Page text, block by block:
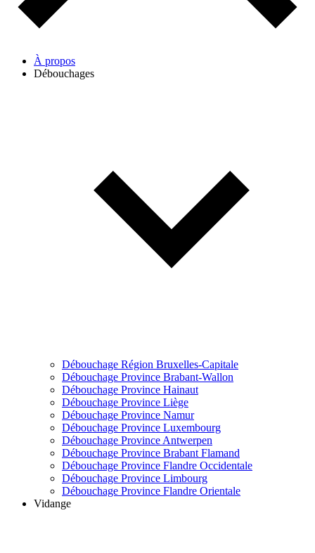
À propos
Débouchages
Débouchage Région Bruxelles-Capitale
Débouchage Province Brabant-Wallon
Débouchage Province Hainaut
Débouchage Province Liège
Débouchage Province Namur
Débouchage Province Luxembourg
Débouchage Province Antwerpen
Débouchage Province Brabant Flamand
Débouchage Province Flandre Occidentale
Débouchage Province Limbourg
Débouchage Province Flandre Orientale
Vidange